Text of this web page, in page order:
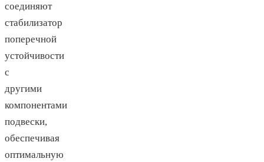
соединяют
стабилизатор
поперечной
устойчивости
с
другими
компонентами
подвески,
обеспечивая
оптимальную